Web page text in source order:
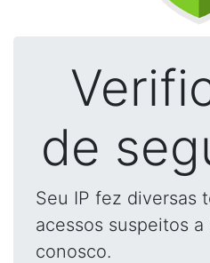
de
Seu IP fez diversas
acessos suspeitos
conosco.